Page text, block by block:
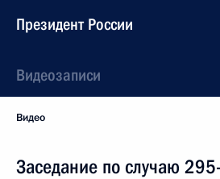
Президент России
Видеозаписи
Видео
Заседание по случаю